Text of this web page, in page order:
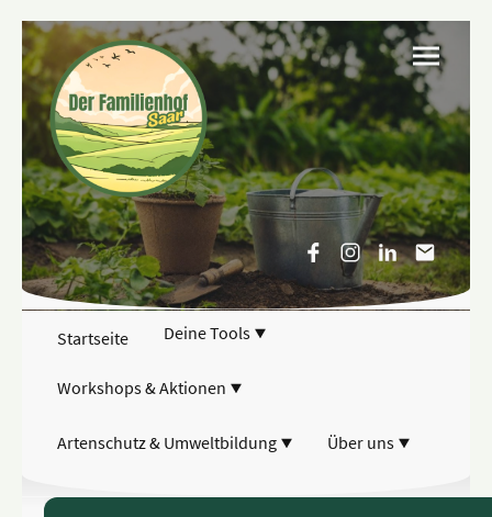
Startseite Deine Tools
Workshops & Aktionen
Artenschutz & Umweltbildung Über uns